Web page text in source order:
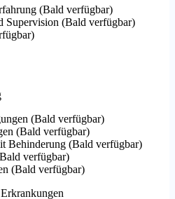
(Bald verfügbar)
Supervision (Bald verfügbar)
)
(Bald verfügbar)
(Bald verfügbar)
Behinderung (Bald verfügbar)
Bald verfügbar)
(Bald verfügbar)